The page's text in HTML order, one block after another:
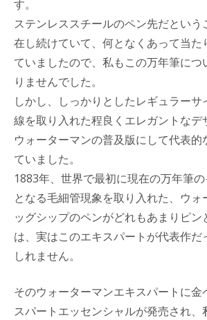
す。
ステンレススチールのペン先だという
在し続けていて、何となくあって当た
ていましたので、私もこの万年筆につ
りませんでした。
しかし、しっかりとしたレギュラーサ
線を取り入れた程良くエレガントなデ
ウォーターマンの普及版にして代表的
ていました。
1883年、世界で最初に現在の万年筆
となる毛細管現象を取り入れた、ウォ
ッグシップのペンがどれもあまりピン
は、実はこのエキスパートが代表作だ
しれません。
そのウォーターマンエキスパートに金
スパートエッセンシャルが発売され、